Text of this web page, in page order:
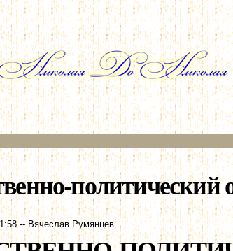
Перейти к
основному
содержанию
политический
--Вячеслав Румянцев